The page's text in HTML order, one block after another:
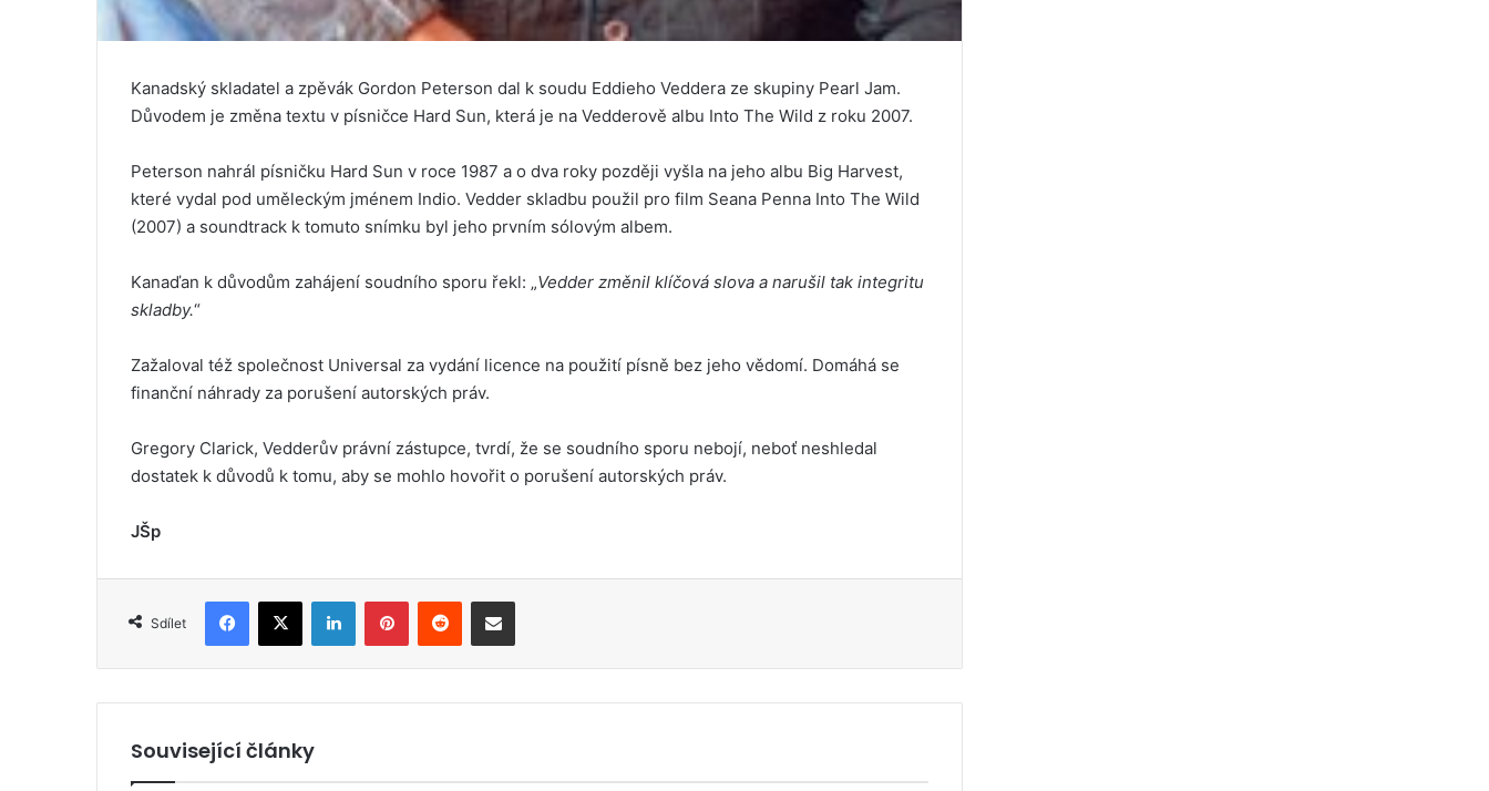
Kanadský skladatel a zpěvák Gordon Peterson dal k soudu Eddieho Veddera ze skupiny Pearl Jam.
Důvodem je změna textu v písničce Hard Sun, která je na Vedderově albu Into The Wild z roku 2007.
Peterson nahrál písničku Hard Sun v roce 1987 a o dva roky později vyšla na jeho albu Big Harvest,
které vydal pod uměleckým jménem Indio. Vedder skladbu použil pro film Seana Penna Into The Wild
(2007) a soundtrack k tomuto snímku byl jeho prvním sólovým albem.
Kanaďan k důvodům zahájení soudního sporu řekl: „Vedder změnil klíčová slova a narušil tak integritu
skladby.“
Zažaloval též společnost Universal za vydání licence na použití písně bez jeho vědomí. Domáhá se
finanční náhrady za porušení autorských práv.
Gregory Clarick, Vedderův právní zástupce, tvrdí, že se soudního sporu nebojí, neboť neshledal
dostatek k důvodů k tomu, aby se mohlo hovořit o porušení autorských práv.
JŠp
Sdílet
Související články